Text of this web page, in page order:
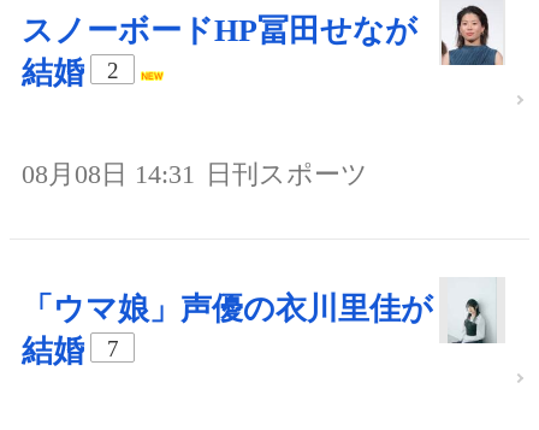
スノーボードHP冨田せなが
結婚
2
08月08日 14:31 日刊スポーツ
「ウマ娘」声優の衣川里佳が
結婚
7